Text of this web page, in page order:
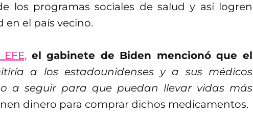
los programas sociales de salud y así logren
en el país vecino.
el gabinete de Biden mencionó que el
a los estadounidenses y a sus médicos
a seguir para que puedan llevar vidas más
dinero para comprar dichos medicamentos.